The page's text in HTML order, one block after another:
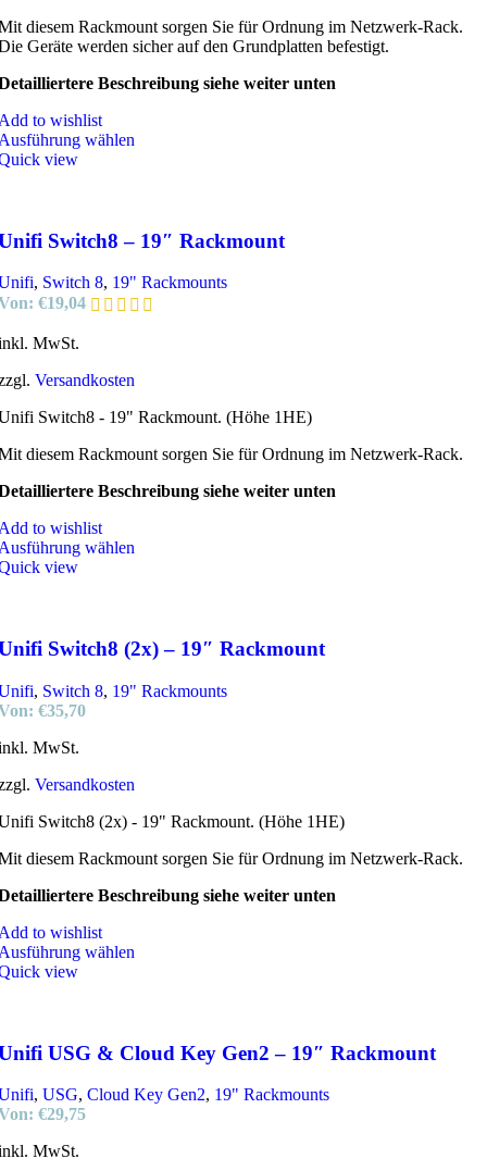
diesem Rackmount sorgen Sie für Ordnung im Netzwerk-Rack.
Geräte werden sicher auf den Grundplatten befestigt.
Beschreibung siehe weiter unten
to wishlist
wählen
view
Switch8 – 19″ Rackmount
, Switch 8, 19" Rackmounts
€19,04
MwSt.
Versandkosten
Switch8 - 19" Rackmount. (Höhe 1HE)
diesem Rackmount sorgen Sie für Ordnung im Netzwerk-Rack.
Beschreibung siehe weiter unten
to wishlist
wählen
view
Switch8 (2x) – 19″ Rackmount
, Switch 8, 19" Rackmounts
€35,70
MwSt.
Versandkosten
Switch8 (2x) - 19" Rackmount. (Höhe 1HE)
diesem Rackmount sorgen Sie für Ordnung im Netzwerk-Rack.
Beschreibung siehe weiter unten
to wishlist
wählen
view
USG & Cloud Key Gen2 – 19″ Rackmount
, USG, Cloud Key Gen2, 19" Rackmounts
€29,75
MwSt.